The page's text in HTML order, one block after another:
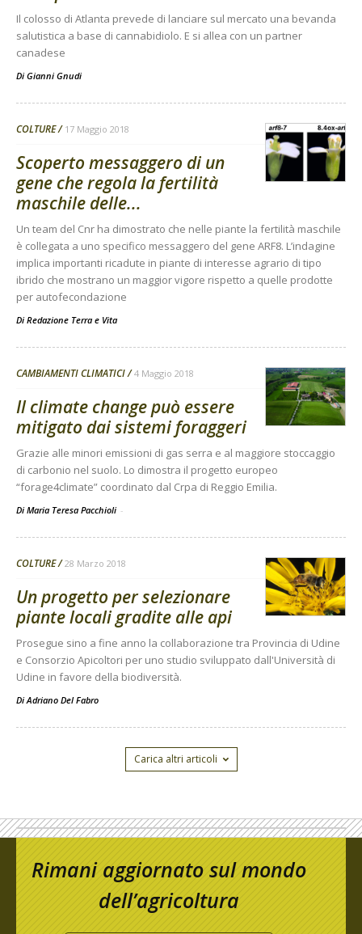
Il colosso di Atlanta prevede di lanciare sul mercato una bevanda
salutistica a base di cannabidiolo. E si allea con un partner
canadese
Di Gianni Gnudi
COLTURE 17 Maggio 2018
Scoperto messaggero di un
gene che regola la fertilità
maschile delle...
Un team del Cnr ha dimostrato che nelle piante la fertilità maschile
è collegata a uno specifico messaggero del gene ARF8. L’indagine
implica importanti ricadute in piante di interesse agrario di tipo
ibrido che mostrano un maggior vigore rispetto a quelle prodotte
per autofecondazione
Di Redazione Terra e Vita
CAMBIAMENTI CLIMATICI 4 Maggio 2018
Il climate change può essere
mitigato dai sistemi foraggeri
Grazie alle minori emissioni di gas serra e al maggiore stoccaggio
di carbonio nel suolo. Lo dimostra il progetto europeo
“forage4climate” coordinato dal Crpa di Reggio Emilia.
Di Maria Teresa Pacchioli -
COLTURE 28 Marzo 2018
Un progetto per selezionare
piante locali gradite alle api
Prosegue sino a fine anno la collaborazione tra Provincia di Udine
e Consorzio Apicoltori per uno studio sviluppato dall'Università di
Udine in favore della biodiversità.
DiAdriano Del Fabro
Carica altri articoli
Rimani aggiornato sul mondo
dell’agricoltura